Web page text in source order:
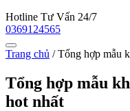
Hotline Tư Vấn 24/7
0369124565
Trang chủ /Tổng hợp mẫu
Tổng hợp mẫu
hot nhất